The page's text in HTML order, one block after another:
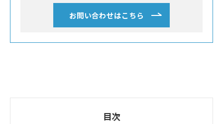
お問い合わせはこちら
目次